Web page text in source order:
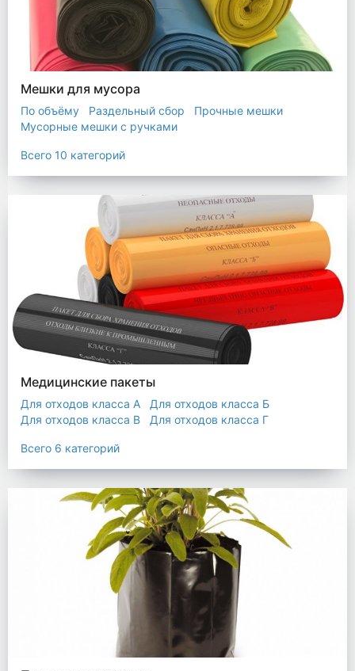
Мешки для мусора
По объёму Раздельный сбор
Прочные мешки
Мусорные мешки с ручками
Прозрачные мешки
Мешки строительные
Мешок для листьев
Всего 10 категорий
Медицинские пакеты
Для отходов класса А
Для отходов класса Б
Для отходов класса В
Для отходов класса Г
Пакеты термостойкие для утилизатора
Всего 6 категорий